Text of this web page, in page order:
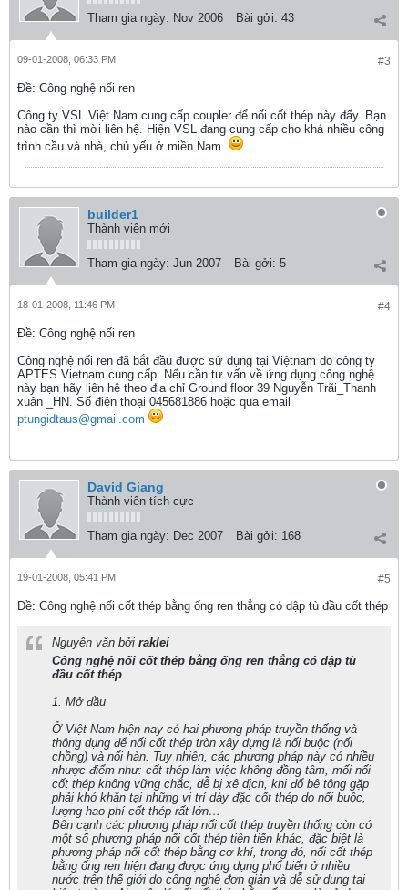
Tham gia ngày: Nov 2006 Bài gởi: 43
#3
09-01-2008, 06:33 PM
Ðề: Công nghệ nối ren
Công ty VSL Việt Nam cung cấp coupler để nối cốt thép này đấy. Bạn
nào cần thì mời liên hệ. Hiện VSL đang cung cấp cho khá nhiều công
trình cầu và nhà, chủ yếu ở miền Nam.
builder1
Thành viên mới
Tham gia ngày: Jun 2007 Bài gởi: 5
#4
18-01-2008, 11:46 PM
Ðề: Công nghệ nối ren
Công nghệ nối ren đã bắt đầu được sử dụng tại Việtnam do công ty
APTES Vietnam cung cấp. Nếu cần tư vấn về ứng dụng công nghệ
này bạn hãy liên hệ theo địa chỉ Ground floor 39 Nguyễn Trãi_Thanh
xuân _HN. Số điện thoại 045681886 hoặc qua email
ptungidtaus@gmail.com
David Giang
Thành viên tích cực
Tham gia ngày: Dec 2007 Bài gởi: 168
#5
19-01-2008, 05:41 PM
Ðề: Công nghệ nối cốt thép bằng ống ren thẳng có dập tù đầu cốt thép
Nguyên văn bởi raklei
Công nghệ nối cốt thép bằng ống ren thẳng có dập tù
đầu cốt thép
1. Mở đầu
Ở Việt Nam hiện nay có hai phương pháp truyền thống và
thông dụng để nối cốt thép tròn xây dựng là nối buộc (nối
chồng) và nối hàn. Tuy nhiên, các phương pháp này có nhiều
nhược điểm như: cốt thép làm việc không đồng tâm, mối nối
cốt thép không vững chắc, dễ bị xê dịch, khi đổ bê tông gặp
phải khó khăn tại những vị trí dày đặc cốt thép do nối buộc,
lượng hao phí cốt thép rất lớn…
Bên cạnh các phương pháp nối cốt thép truyền thống còn có
một số phương pháp nối cốt thép tiên tiến khác, đặc biệt là
phương pháp nối cốt thép bằng cơ khí, trong đó, nối cốt thép
bằng ống ren hiện đang được ứng dụng phổ biến ở nhiều
nước trên thế giới do công nghệ đơn giản và dễ sử dụng tại